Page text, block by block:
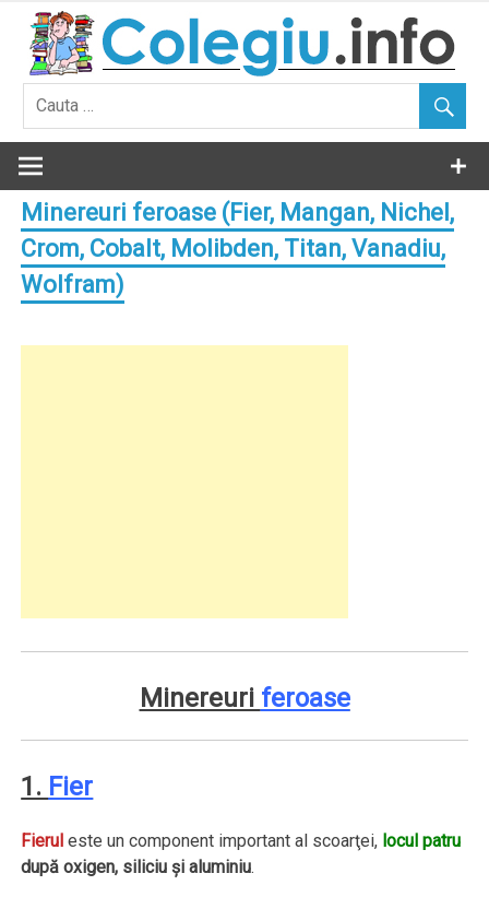
content
Minereuri feroase (Fier, Mangan, Nichel,
Crom, Cobalt, Molibden, Titan, Vanadiu,
Wolfram)
Minereuri feroase
1. Fier
Fierul este un component important al scoarţei, locul patru
după oxigen, siliciu şi aluminiu.